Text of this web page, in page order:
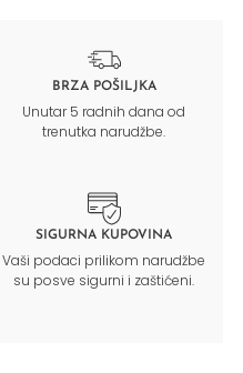
BRZA POŠILJKA
Unutar 5 radnih dana od
trenutka narudžbe.
SIGURNA KUPOVINA
Vaši podaci prilikom narudžbe
su posve sigurni i zaštićeni.